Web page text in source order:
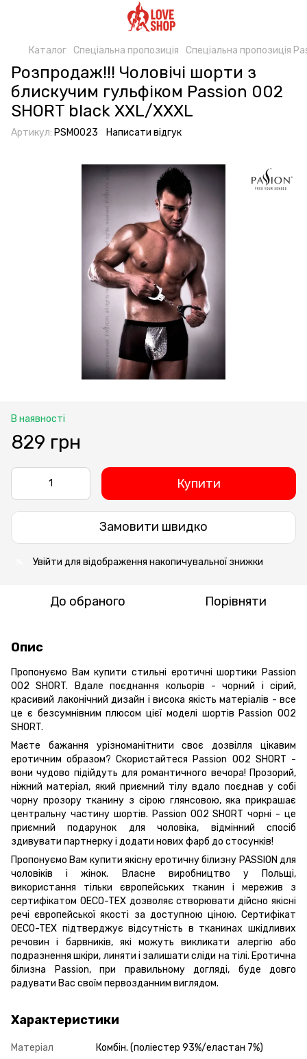
Каталог Спеціальна пропозиція Спеціальна пропозиція
Розпродаж!!! Чоловічі шорти з
блискучим гульфіком Passion 002
SHORT black XXL/XXXL
Артикул: PSM0023 Написати відгук
В наявності
829 грн
Купити
Замовити швидко
Увійти для відображення накопичувальної знижки
До обраного Порівняти
Опис
Пропонуємо Вам купити стильні еротичні шортики Passion
002 SHORT. Вдале поєднання кольорів - чорний і сірий,
красивий лаконічний дизайн і висока якість матеріалів - все
це є безсумнівним плюсом цієї моделі шортів Passion 002
SHORT.
Маєте бажання урізноманітнити своє дозвілля цікавим
еротичним образом? Скористайтеся Passion 002 SHORT -
вони чудово підійдуть для романтичного вечора! Прозорий,
ніжний матеріал, який приємний тілу вдало поєднав у собі
чорну прозору тканину з сірою глянсовою, яка прикрашає
центральну частину шортів. Passion 002 SHORT чорні - це
приємний подарунок для чоловіка, відмінний спосіб
здивувати партнерку і додати нових фарб до стосунків!
Пропонуємо Вам купити якісну еротичну білизну PASSION для
чоловіків і жінок. Власне виробництво у Польщі,
використання тільки європейських тканин і мережив з
сертифікатом OECO-TEX дозволяє створювати дійсно якісні
речі європейської якості за доступною ціною. Сертифікат
OECO-TEX підтверджує відсутність в тканинах шкідливих
речовин і барвників, які можуть викликати алергію або
подразнення шкіри, линяти і залишати сліди на тілі. Еротична
білизна Passion, при правильному догляді, буде довго
радувати Вас своїм первозданним виглядом.
Характеристики
Матеріал
Комбін. (поліестер 93%/еластан 7%)